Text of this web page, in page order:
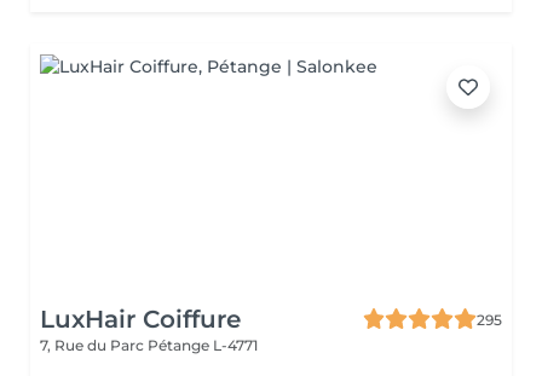
LuxHair Coiffure
295
7, Rue du Parc Pétange L-4771